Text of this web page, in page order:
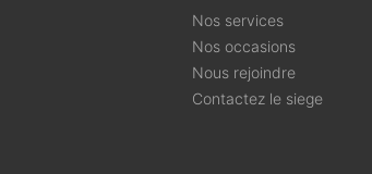
Nos services
Nos occasions
Nous rejoindre
Contactez le siege